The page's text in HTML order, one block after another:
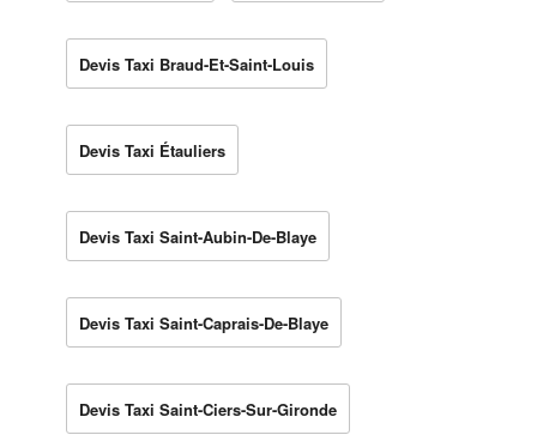
Devis Taxi Braud-Et-Saint-Louis
Devis Taxi Étauliers
Devis Taxi Saint-Aubin-De-Blaye
Devis Taxi Saint-Caprais-De-Blaye
Devis Taxi Saint-Ciers-Sur-Gironde